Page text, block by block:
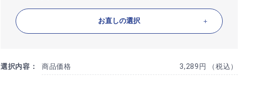
お直しの選択
選択内容： 商品価格 3,289円 （税込）